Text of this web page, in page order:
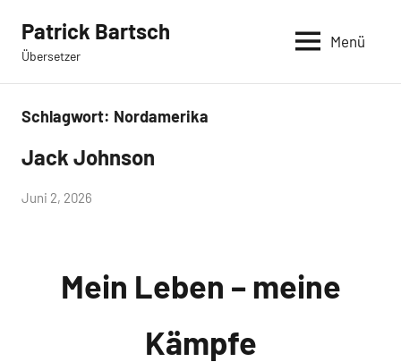
Inhalt
springen
Patrick Bartsch
Übersetzer
Menü
Schlagwort: Nordamerika
Jüngste
Jack Johnson
von
Juni 2, 2026
Mein Leben – meine
Kämpfe